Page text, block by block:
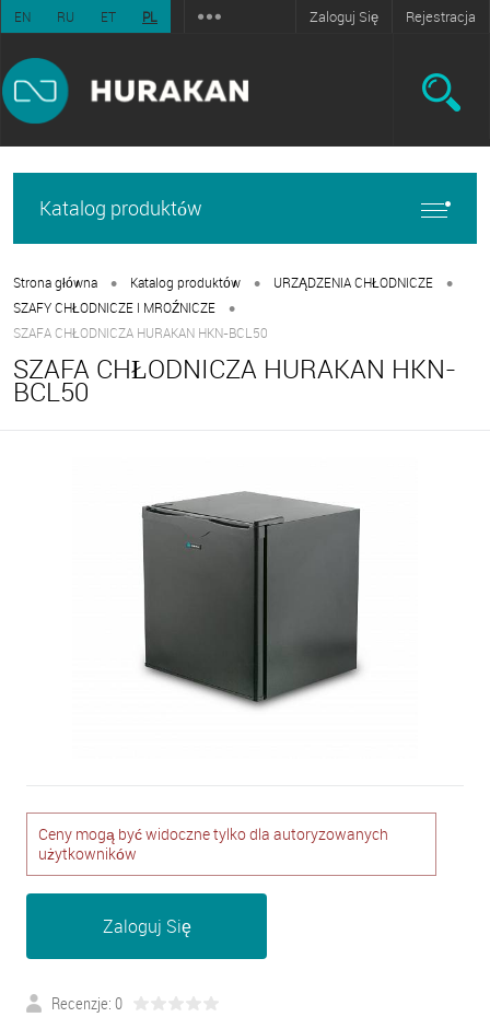
EN RU ET PL Zaloguj Się Rejestracja
Katalog produktów
Strona główna • Katalog produktów • URZĄDZENIA CHŁODNICZE •
SZAFY CHŁODNICZE I MROŹNICZE •
SZAFA CHŁODNICZA HURAKAN HKN-BCL50
SZAFA CHŁODNICZA HURAKAN HKN-
BCL50
Ceny mogą być widoczne tylko dla autoryzowanych
użytkowników
Zaloguj Się
Recenzje: 0